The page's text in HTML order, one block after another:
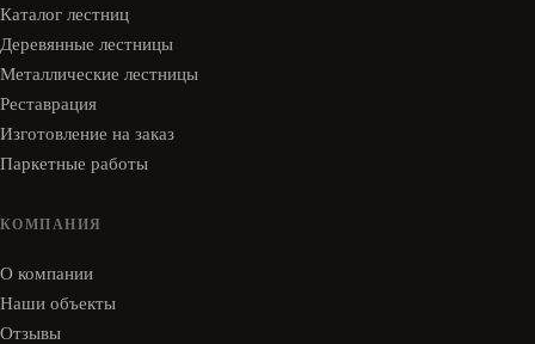
Каталог лестниц
Деревянные лестницы
Металлические лестницы
Реставрация
Изготовление на заказ
Паркетные работы
КОМПАНИЯ
О компании
Наши объекты
Отзывы